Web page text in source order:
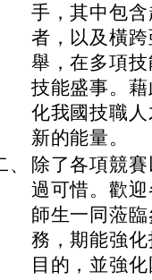
手，其中包
者，以及橫跨
舉，在多項技
技能盛事。
化我國技職人
新的能量。
、
除了各項競
過可惜。歡迎
師生一同蒞
務，期能強化
目的，並強化